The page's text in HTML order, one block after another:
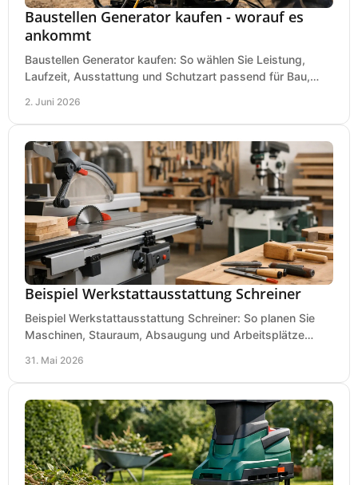
Baustellen Generator kaufen - worauf es
ankommt
Baustellen Generator kaufen: So wählen Sie Leistung,
Laufzeit, Ausstattung und Schutzart passend für Bau,
2. Juni 2026
Beispiel Werkstattausstattung Schreiner
Beispiel Werkstattausstattung Schreiner: So planen Sie
Maschinen, Stauraum, Absaugung und Arbeitsplätze
31. Mai 2026